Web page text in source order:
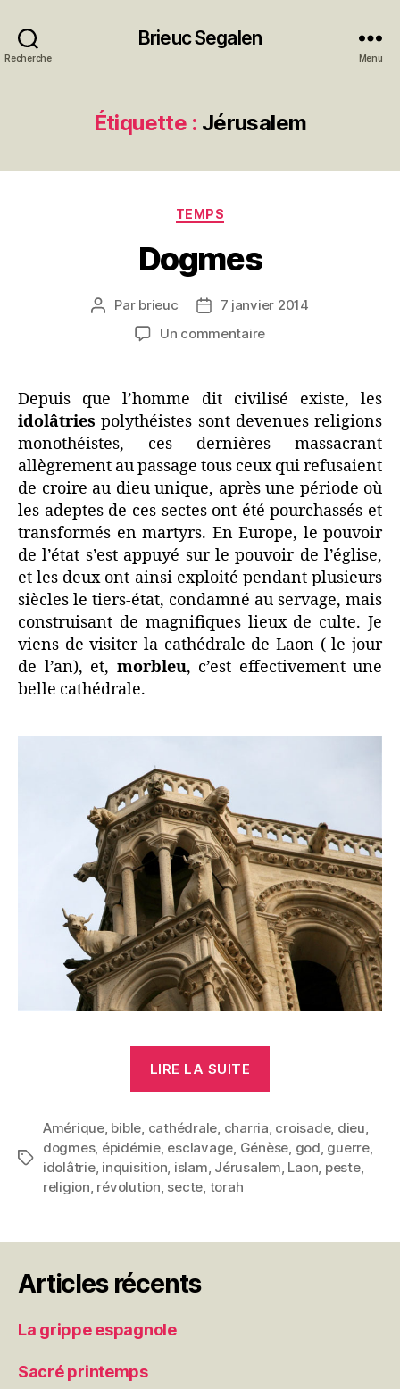
Recherche
Brieuc Segalen
Menu
Étiquette : Jérusalem
Catégories
TEMPS
Dogmes
Auteur
l’article
Par brieuc
Date7 janvier 2014
Un commentairesur
Depuis que l’homme dit civilisé existe, les
idolâtries polythéistes sont devenues religions
monothéistes, ces dernières massacrant
allègrement au passage tous ceux qui refusaient
de croire au dieu unique, après une période où
les adeptes de ces sectes ont été pourchassés et
transformés en martyrs. En Europe, le pouvoir
de l’état s’est appuyé sur le pouvoir de l’église,
et les deux ont ainsi exploité pendant plusieurs
siècles le tiers-état, condamné au servage, mais
construisant de magnifiques lieux de culte. Je
viens de visiter la cathédrale de Laon ( le jour
de l’an), et, morbleu, c’est effectivement une
belle cathédrale.
LIRE LA SUITE
Étiquettes
Amérique, bible, cathédrale, charria, croisade, dieu,
dogmes, épidémie, esclavage, Génèse, god, guerre,
idolâtrie, inquisition, islam, Jérusalem, Laon, peste,
religion, révolution, secte, torah
Articles récents
La grippe espagnole
Sacré printemps